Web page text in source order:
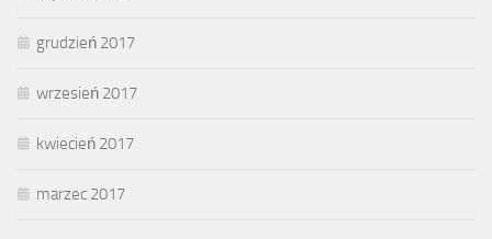
grudzień 2017
wrzesień 2017
kwiecień 2017
marzec 2017